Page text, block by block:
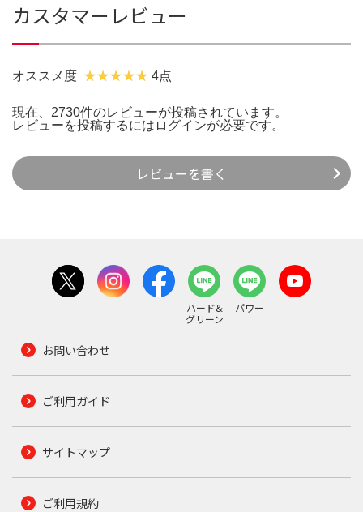
カスタマーレビュー
オススメ度 4点
現在、2730件のレビューが投稿されています。
レビューを投稿するには ログインが必要です。
レビューを書く
ハード&
グリーン
パワー
お問い合わせ
ご利用ガイド
サイトマップ
ご利用規約